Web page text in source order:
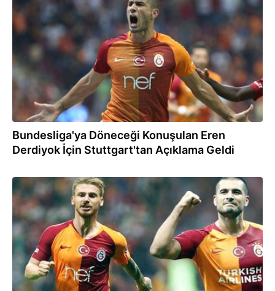
03.01.2019
Bundesliga'ya Döneceği Konuşulan Eren
Derdiyok İçin Stuttgart'tan Açıklama Geldi
03.01.2019